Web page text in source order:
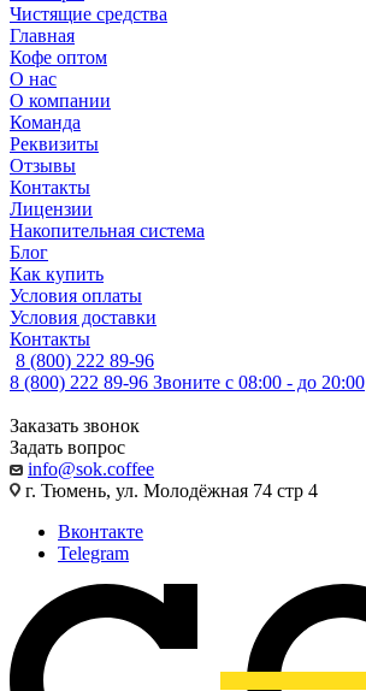
Чистящие средства
Главная
Кофе оптом
О нас
О компании
Команда
Реквизиты
Отзывы
Контакты
Лицензии
Накопительная система
Блог
Как купить
Условия оплаты
Условия доставки
Контакты
8 (800) 222 89-96
8 (800) 222 89-96 Звоните с 08:00 - до 20:00
Заказать звонок
Задать вопрос
info@sok.coffee
г. Тюмень, ул. Молодёжная 74 стр 4
Вконтакте
Telegram